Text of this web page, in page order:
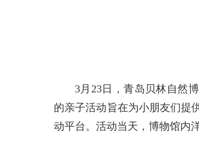
3月23日，青岛贝林自然
的亲子活动旨在为小朋友们提
动平台。活动当天，博物馆内